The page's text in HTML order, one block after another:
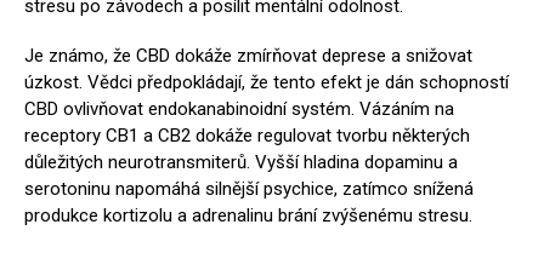
stresu po závodech a posílit mentální odolnost.
Je známo, že CBD dokáže zmírňovat deprese a snižovat
úzkost. Vědci předpokládají, že tento efekt je dán schopností
CBD ovlivňovat endokanabinoidní systém. Vázáním na
receptory CB1 a CB2 dokáže regulovat tvorbu některých
důležitých neurotransmiterů. Vyšší hladina dopaminu a
serotoninu napomáhá silnější psychice, zatímco snížená
produkce kortizolu a adrenalinu brání zvýšenému stresu.